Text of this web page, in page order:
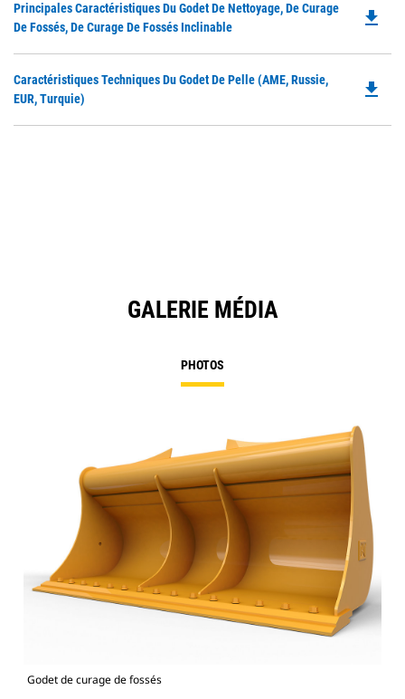
Principales Caractéristiques Du Godet De Nettoyage, De Curage
De Fossés, De Curage De Fossés Inclinable
file_download
Caractéristiques Techniques Du Godet De Pelle (AME, Russie,
EUR, Turquie)
file_download
GALERIE MÉDIA
PHOTOS
Godet de curage de fossés